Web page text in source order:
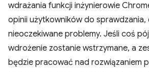
wdrażania funkcji inżynierowie
opinii użytkowników do sprawdzania,
nieoczekiwane problemy. Jeśli coś
wdrożenie zostanie wstrzymane, a
będzie pracować nad rozwiązaniem